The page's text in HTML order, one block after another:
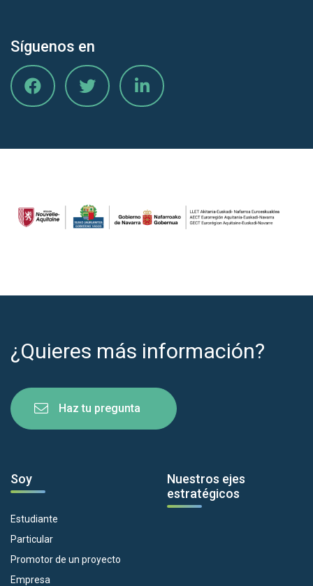
Síguenos en
¿Quieres más información?
Haz tu pregunta
Soy
Estudiante
Particular
Promotor de un proyecto
Empresa
Nuestros ejes
estratégicos